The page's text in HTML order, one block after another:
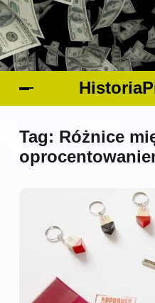
Tag: Różnice